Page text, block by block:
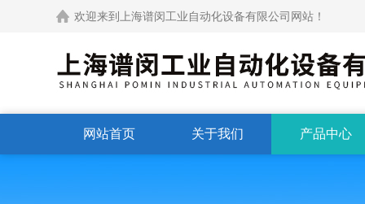
欢迎来到上海谱闵工业自动化设备有限公司网站！
网站首页 关于我们 产品中心